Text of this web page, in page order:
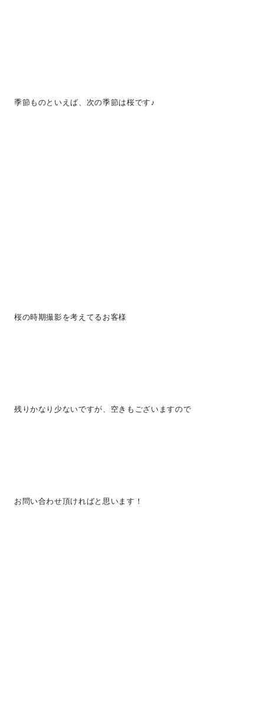
季節ものといえば、次の季節は桜です♪
桜の時期撮影を考えてるお客様
残りかなり少ないですが、空きもございますので
お問い合わせ頂ければと思います！